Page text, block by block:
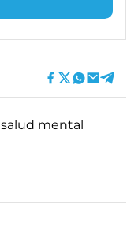
salud mental